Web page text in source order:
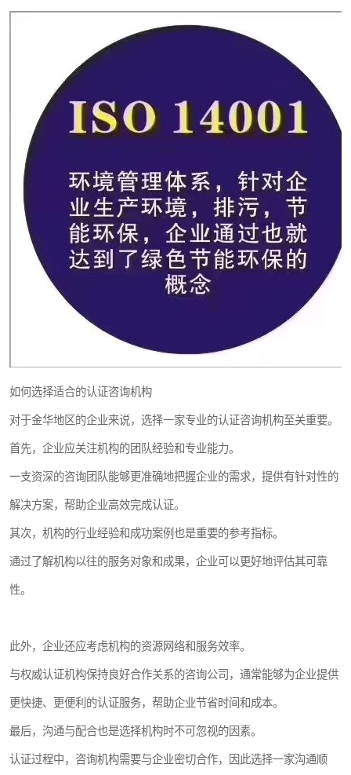
如何选择适合的认证咨询机构
对于金华地区的企业来说，选择一家专业的认证咨询机构至关重要。
首先，企业应关注机构的团队经验和专业能力。
一支资深的咨询团队能够更准确地把握企业的需求，提供有针对性的
解决方案，帮助企业高效完成认证。
其次，机构的行业经验和成功案例也是重要的参考指标。
通过了解机构以往的服务对象和成果，企业可以更好地评估其可靠
性。
此外，企业还应考虑机构的资源网络和服务效率。
与权威认证机构保持良好合作关系的咨询公司，通常能够为企业提供
更快捷、更便利的认证服务，帮助企业节省时间和成本。
最后，沟通与配合也是选择机构时不可忽视的因素。
认证过程中，咨询机构需要与企业密切合作，因此选择一家沟通顺